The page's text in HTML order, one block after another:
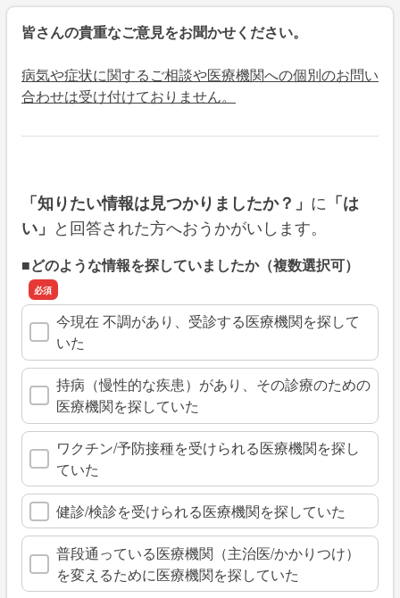
皆さんの貴重なご意見をお聞かせください。
病気や症状に関するご相談や医療機関への個別のお問い
合わせは受け付けておりません。
「知りたい情報は見つかりましたか？」 に 「は
い」 と回答された方へおうかがいします。
■どのような情報を探していましたか（複数選択可）
今現在 不調があり、受診する医療機関を探して
いた
持病（慢性的な疾患）があり、その診療のための
医療機関を探していた
ワクチン/予防接種を受けられる医療機関を探し
ていた
健診/検診を受けられる医療機関を探していた
普段通っている医療機関（主治医/かかりつけ）
を変えるために医療機関を探していた